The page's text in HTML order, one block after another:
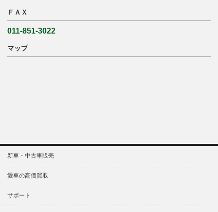
ＦＡＸ
011-851-3022
マップ
新車・中古車販売
愛車の高価買取
サポート